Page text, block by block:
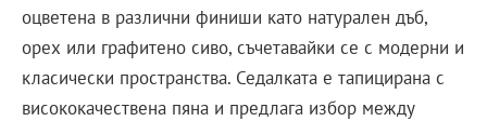
оцветена в различни финиши като натурален дъб,
орех или графитено сиво, съчетавайки се с модерни и
класически пространства. Седалката е тапицирана с
висококачествена пяна и предлага избор между